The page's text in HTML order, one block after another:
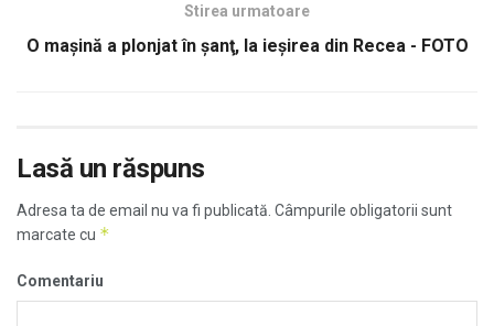
Stirea urmatoare
O maşină a plonjat în şanţ, la ieşirea din Recea - FOTO
Lasă un răspuns
Adresa ta de email nu va fi publicată. Câmpurile obligatorii sunt
marcate cu *
Comentariu